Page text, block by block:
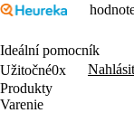
Ideální pomocník
Užitočné0x
Produkty
Varenie